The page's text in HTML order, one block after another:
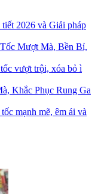
2026 và Giải pháp
Mượt Mà, Bền Bỉ,
vượt trội, xóa bỏ ì
Khắc Phục Rung Ga
mạnh mẽ, êm ái và